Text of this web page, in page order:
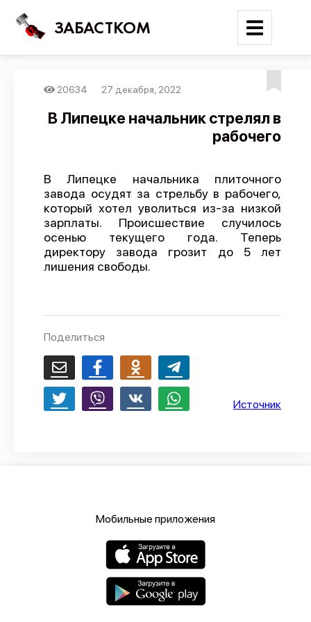
ЗАБАСТКОМ
Карта событий
Трудовые конфликты
Отчеты
Предложить публикацию
Политика конфиденциальности
20634 27 декабря, 2022
В Липецке начальник стрелял в
рабочего
В Липецке начальника плиточного
завода осудят за стрельбу в рабочего,
который хотел уволиться из-за низкой
зарплаты. Происшествие случилось
осенью текущего года. Теперь
директору завода грозит до 5 лет
лишения свободы.
Поделиться
Источник
Мобильные приложения